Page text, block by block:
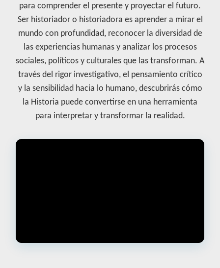
para comprender el presente y proyectar el futuro.
Ser historiador o historiadora es aprender a mirar el
mundo con profundidad, reconocer la diversidad de
las experiencias humanas y analizar los procesos
sociales, políticos y culturales que las transforman. A
través del rigor investigativo, el pensamiento crítico
y la sensibilidad hacia lo humano, descubrirás cómo
la Historia puede convertirse en una herramienta
para interpretar y transformar la realidad.